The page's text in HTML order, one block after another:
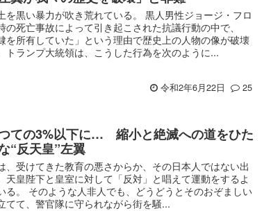
を黒い暴力が吹き荒れている。 黒人男性ジョージ・フロ
の死亡事故によって引き起こされた抗議行動の中で、
を所有していた」という理由で歴史上の人物の像が破壊
トランプ大統領は、こうした行為を次のように...
令和2年6月22日 25
ての3%以下に… 縮小と絶滅への道をひた
“反天皇”左翼
、受けてきた教育の悪さからか、その日本人ではない出
天皇陛下と皇室に対して「反対」と唱えて運動をするよ
る。 そのような人非人でも、どうどうとそのおぞましい
てて、警官隊に守られながら街を騒...